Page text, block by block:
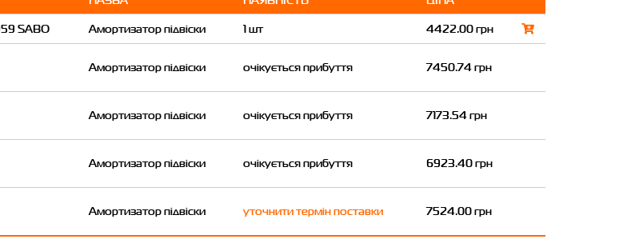
Амортизатор підвіски 1 шт 4422.00 грн
Амортизатор підвіски очікується прибуття 7450.74 грн
Амортизатор підвіски очікується прибуття 7173.54 грн
Амортизатор підвіски очікується прибуття 6923.40 грн
Амортизатор підвіски уточнити термін поставки 7524.00 грн